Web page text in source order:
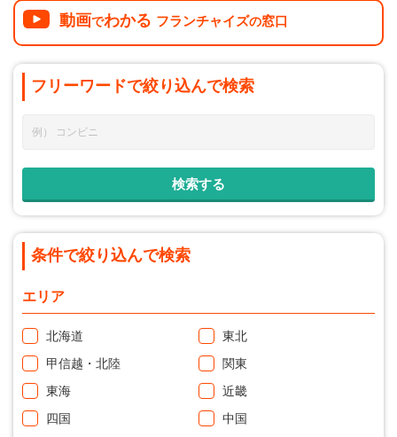
動画でわかる フランチャイズの窓口
フリーワードで絞り込んで検索
条件で絞り込んで検索
エリア
北海道
東北
甲信越・北陸
関東
東海
近畿
四国
中国